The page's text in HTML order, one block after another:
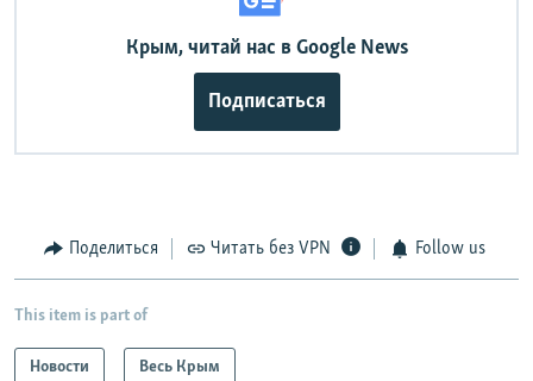
Крым, читай нас в Google News
Подписаться
Поделиться Читать без VPN Follow us
This item is part of
Новости Весь Крым